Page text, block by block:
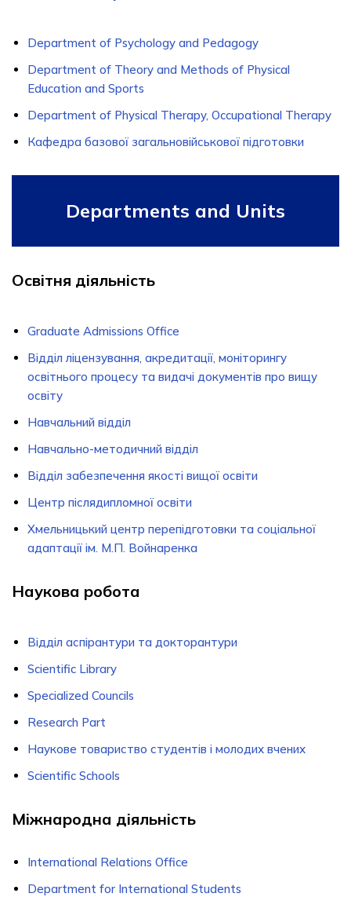
Department of Psychology and Pedagogy
Department of Theory and Methods of Physical
Education and Sports
Department of Physical Therapy, Occupational Therapy
Кафедра базової загальновійськової підготовки
Departments and Units
Освітня діяльність
Graduate Admissions Office
Відділ ліцензування, акредитації, моніторингу
освітнього процесу та видачі документів про вищу
освіту
Навчальний відділ
Навчально-методичний відділ
Відділ забезпечення якості вищої освiти
Центр післядипломної освіти
Хмельницький центр перепідготовки та соціальної
адаптації ім. М.П. Войнаренка
Наукова робота
Відділ аспірантури та докторантури
Scientific Library
Specialized Councils
Research Part
Наукове товариство студентів і молодих вчених
Scientific Schools
Міжнародна діяльність
International Relations Office
Department for International Students